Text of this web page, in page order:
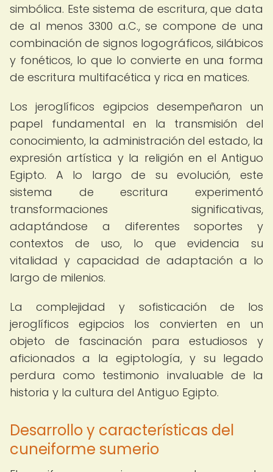
simbólica. Este sistema de escritura, que data
de al menos 3300 a.C., se compone de una
combinación de signos logográficos, silábicos
y fonéticos, lo que lo convierte en una forma
de escritura multifacética y rica en matices.
Los jeroglíficos egipcios desempeñaron un
papel fundamental en la transmisión del
conocimiento, la administración del estado, la
expresión artística y la religión en el Antiguo
Egipto. A lo largo de su evolución, este
sistema de escritura experimentó
transformaciones significativas,
adaptándose a diferentes soportes y
contextos de uso, lo que evidencia su
vitalidad y capacidad de adaptación a lo
largo de milenios.
La complejidad y sofisticación de los
jeroglíficos egipcios los convierten en un
objeto de fascinación para estudiosos y
aficionados a la egiptología, y su legado
perdura como testimonio invaluable de la
historia y la cultura del Antiguo Egipto.
Desarrollo y características del
cuneiforme sumerio